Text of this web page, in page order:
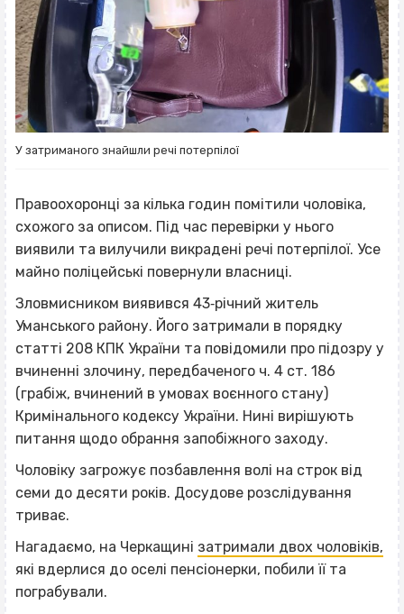
У затриманого знайшли речі потерпілої
Правоохоронці за кілька годин помітили чоловіка,
схожого за описом. Під час перевірки у нього
виявили та вилучили викрадені речі потерпілої. Усе
майно поліцейські повернули власниці.
Зловмисником виявився 43‐річний житель
Уманського району. Його затримали в порядку
статті 208 КПК України та повідомили про підозру у
вчиненні злочину, передбаченого ч. 4 ст. 186
(грабіж, вчинений в умовах воєнного стану)
Кримінального кодексу України. Нині вирішують
питання щодо обрання запобіжного заходу.
Чоловіку загрожує позбавлення волі на строк від
семи до десяти років. Досудове розслідування
триває.
Нагадаємо, на Черкащині затримали двох чоловіків,
які вдерлися до оселі пенсіонерки, побили її та
пограбували.